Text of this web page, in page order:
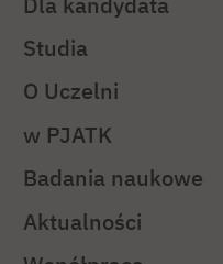
Studia
O Uczelni
w PJATK
Badania naukowe
Aktualności